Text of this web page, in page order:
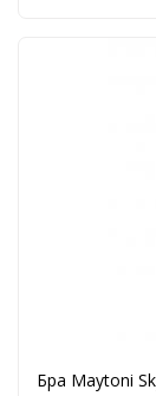
Бра Maytoni